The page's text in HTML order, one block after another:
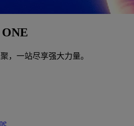
，一站尽享强大力量。